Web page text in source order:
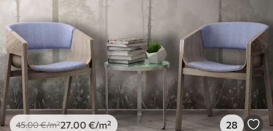
45.00€/m²27 .00 €/m² 28